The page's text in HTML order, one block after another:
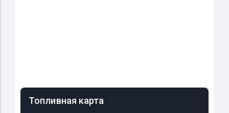
Топливная карта